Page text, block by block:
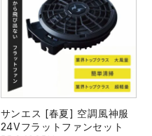
サンエス [春夏] 空調風神服
24Vフラットファンセット